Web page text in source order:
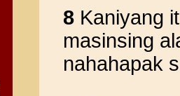
8 Kaniyang
masinsing
nahahapak